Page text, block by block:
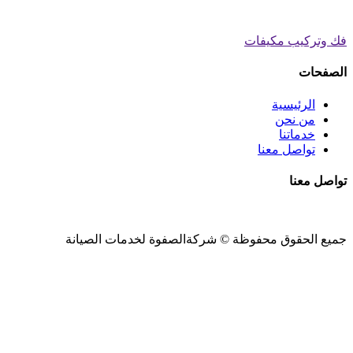
فك وتركيب مكيفات
الصفحات
الرئيسية
من نحن
خدماتنا
تواصل معنا
تواصل معنا
جميع الحقوق محفوظة © شركةالصفوة لخدمات الصيانة